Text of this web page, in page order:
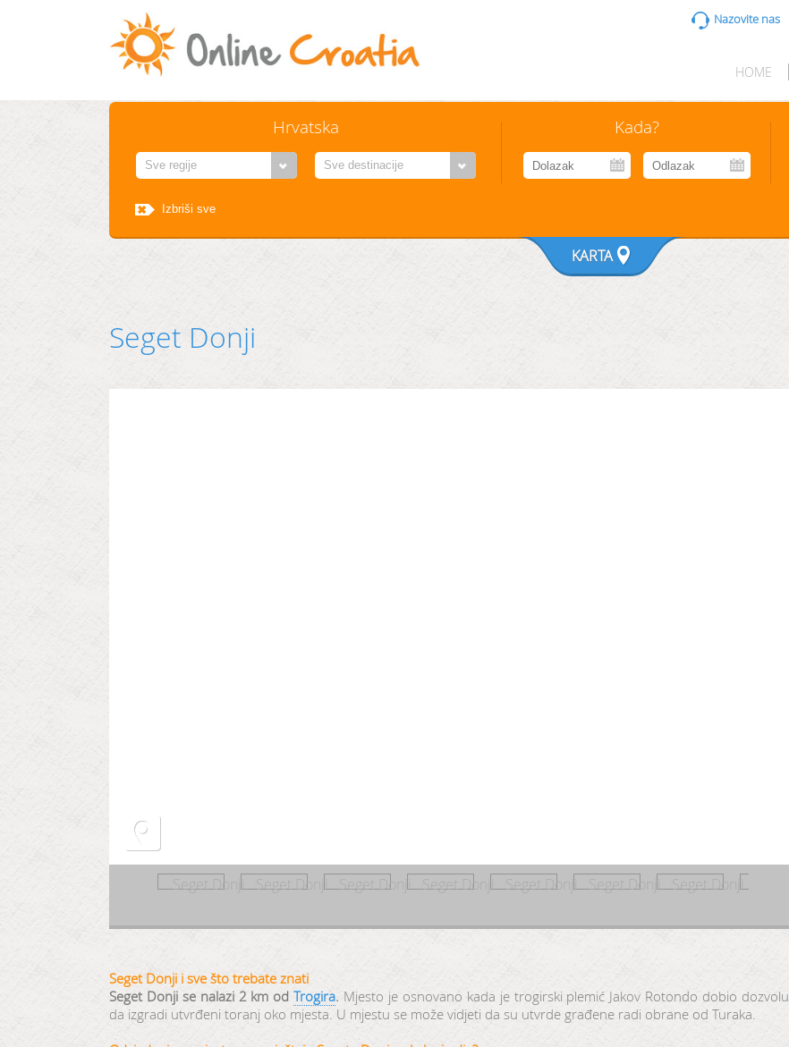
HOME
Hrvatska Kada?
KARTA
Seget Donji
Seget Donji i sve što trebate znati
Seget Donji se nalazi 2 km odTrogira. Mjesto je osnovano kada je trogirski plemić Jakov Rotondo dobio dozvolu
da izgradi utvrđeni toranj oko mjesta. U mjestu se može vidjeti da su utvrde građene radi obrane od Turaka.